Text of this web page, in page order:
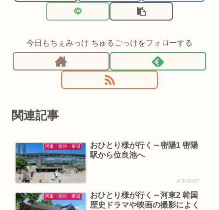
今日もちぇみっけ ちゅるごっけをフォローする
関連記事
河東・晋州・密陽
おひとり様が行く～密陽1 密陽
駅から位良池へ
2026/3/7
河東・晋州・密陽
おひとり様が行く～河東2 韓国
歴史ドラマや映画の撮影によく